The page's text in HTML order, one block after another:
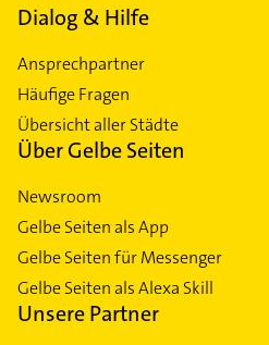
Dialog & Hilfe
Ansprechpartner
Häufige Fragen
Übersicht aller Städte
Über Gelbe Seiten
Newsroom
Gelbe Seiten als App
Gelbe Seiten für Messenger
Gelbe Seiten als Alexa Skill
Unsere Partner